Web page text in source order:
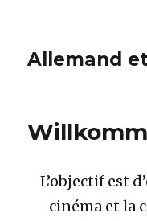
Allemand
L’objectif est
cinéma et la